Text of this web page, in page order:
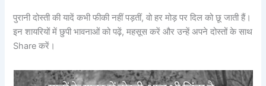
पुरानी दोस्ती की यादें कभी फीकी नहीं पड़तीं, वो हर मोड़ पर दिल को छू जाती हैं।
इन शायरियों में छुपी भावनाओं को पढ़ें, महसूस करें और उन्हें अपने दोस्तों के साथ
Share करें।